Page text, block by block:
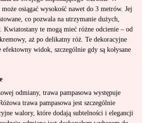
osiągać wysokość nawet do 3 metrów. Jej
co pozwala na utrzymanie dużych,
Kwiatostany te mogą mieć różne odcienie – od
aż po delikatny róż. Te dekoracyjne
widok, szczególnie gdy są kołysane
odmiany, trawa pampasowa występuje
trawa pampasowa jest szczególnie
walory, które dodają subtelności i elegancji